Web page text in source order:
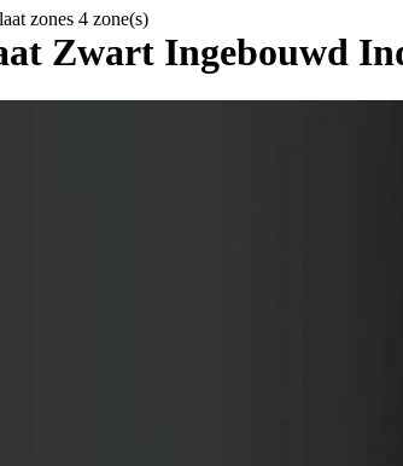
zones 4 zone(s)
Zwart Ingebouwd